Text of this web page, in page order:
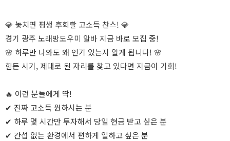
💎 놓치면 평생 후회할 고소득 찬스! 💎
경기 광주 노래방도우미 알바 지금 바로 모집 중!
🌸 하루만 나와도 왜 인기 있는지 알게 됩니다! 🌸
힘든 시기, 제대로 된 자리를 찾고 있다면 지금이 기회!
🔥 이런 분들에게 딱!
✔ 진짜 고소득 원하시는 분
✔ 하루 몇 시간만 투자해서 당일 현금 받고 싶은 분
✔ 간섭 없는 환경에서 편하게 일하고 싶은 분